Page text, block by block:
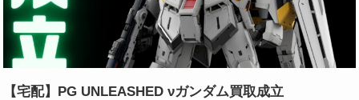
【宅配】PG UNLEASHED νガンダム買取成立